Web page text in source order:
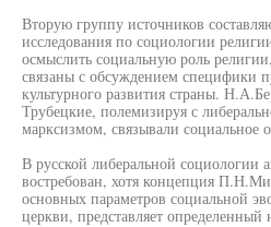
Вторую группу источников
исследования по социологии
осмыслить социальную роль
связаны с обсуждением специфики
культурного развития страны.
Трубецкие, полемизируя с
марксизмом, связывали социальное
В русской либеральной социологии
востребован, хотя концепция
основных параметров социальной
церкви, представляет определенный